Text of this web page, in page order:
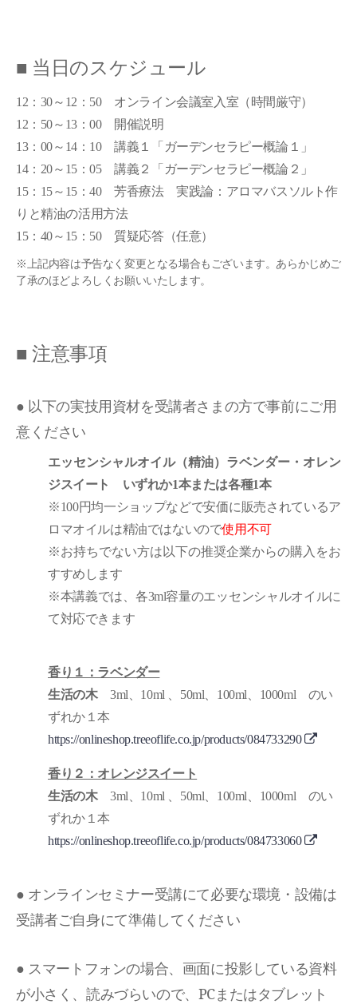
■ 当日のスケジュール
12：30～12：50 オンライン会議室入室（時間厳守）
12：50～13：00 開催説明
13：00～14：10 講義１「ガーデンセラピー概論１」
14：20～15：05 講義２「ガーデンセラピー概論２」
15：15～15：40 芳香療法 実践論：アロマバスソルト作
りと精油の活用方法
15：40～15：50 質疑応答（任意）
※上記内容は予告なく変更となる場合もございます。あらかじめご
了承のほどよろしくお願いいたします。
■ 注意事項
● 以下の実技用資材を受講者さまの方で事前にご用
意ください
エッセンシャルオイル（精油）ラベンダー・オレン
ジスイート いずれか1本または各種1本
※100円均一ショップなどで安価に販売されているア
ロマオイルは精油ではないので使用不可
※お持ちでない方は以下の推奨企業からの購入をお
すすめします
※本講義では、各3ml容量のエッセンシャルオイルに
て対応できます
香り１：ラベンダー
生活の木3ml、10ml 、50ml、100ml、1000ml のい
ずれか１本
https://onlineshop.treeoflife.co.jp/products/084733290
香り２：オレンジスイート
生活の木3ml、10ml 、50ml、100ml、1000ml のい
ずれか１本
https://onlineshop.treeoflife.co.jp/products/084733060
● オンラインセミナー受講にて必要な環境・設備は
受講者ご自身にて準備してください
● スマートフォンの場合、画面に投影している資料
が小さく、読みづらいので、PCまたはタブレット